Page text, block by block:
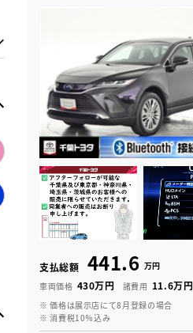
支払総額 441.6 万円
車両価格 430万円 諸費用 11.6万円
※ 価格は展示店にて8月登録の場合
※ 消費税10％込み